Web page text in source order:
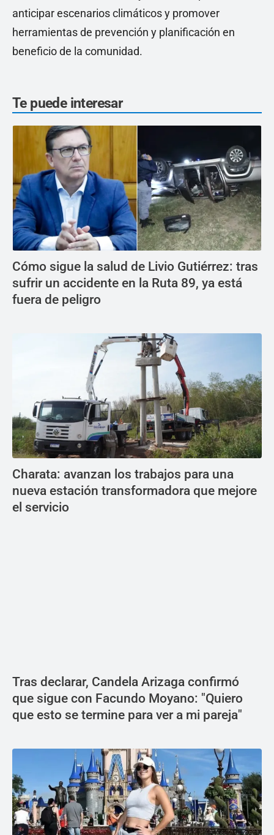
anticipar escenarios climáticos y promover
herramientas de prevención y planificación en
beneficio de la comunidad.
Te puede interesar
Cómo sigue la salud de Livio Gutiérrez: tras
sufrir un accidente en la Ruta 89, ya está
fuera de peligro
Charata: avanzan los trabajos para una
nueva estación transformadora que mejore
el servicio
Tras declarar, Candela Arizaga confirmó
que sigue con Facundo Moyano: "Quiero
que esto se termine para ver a mi pareja"